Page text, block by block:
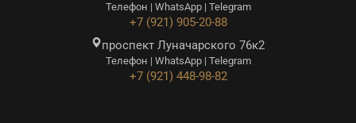
Телефон | WhatsApp | Telegram
+7 (921) 905-20-88
проспект Луначарского 76к2
Телефон | WhatsApp | Telegram
+7 (921) 448-98-82